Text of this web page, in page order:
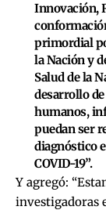
Innovación,
primordial
la Nación y
Salud de la
desarrollo
humanos,
puedan ser
diagnóstico
COVID-19”.
Y agregó:
investigadoras